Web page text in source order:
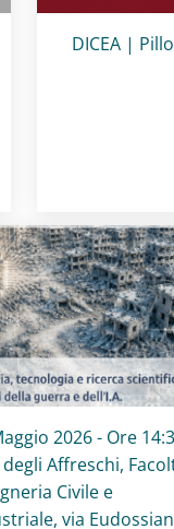
Titolo card:
DICEA |
card:
2026 - Ore
degli Affreschi,
Civile e
via